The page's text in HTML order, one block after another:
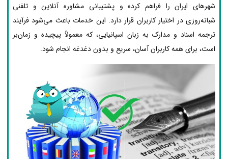
شهرهای ایران را فراهم کرده و پشتیبانی مشاوره آنلاین و تلفنی
شبانه‌روزی در اختیار کاربران قرار دارد. این خدمات باعث می‌شود فرآیند
ترجمه اسناد و مدارک به زبان اسپانیایی، که معمولاً پیچیده و زمان‌بر
است، برای همه کاربران آسان، سریع و بدون دغدغه انجام شود.